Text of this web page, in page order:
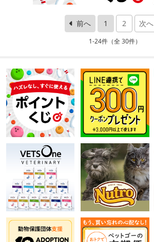
前へ 1 2 次へ
1-24件（全 30件）